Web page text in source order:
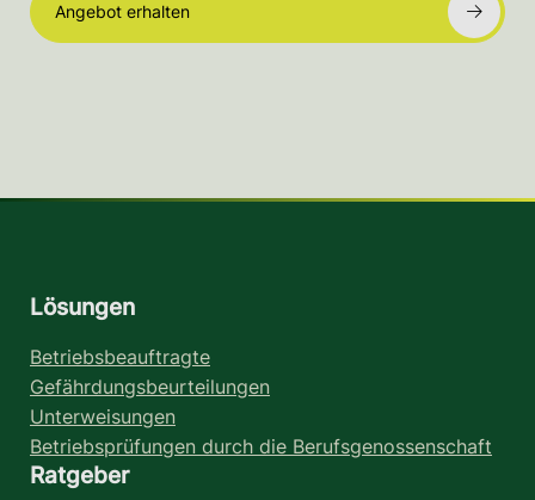
Angebot erhalten
Lösungen
Betriebsbeauftragte
Gefährdungsbeurteilungen
Unterweisungen
Betriebsprüfungen durch die Berufsgenossenschaft
Ratgeber